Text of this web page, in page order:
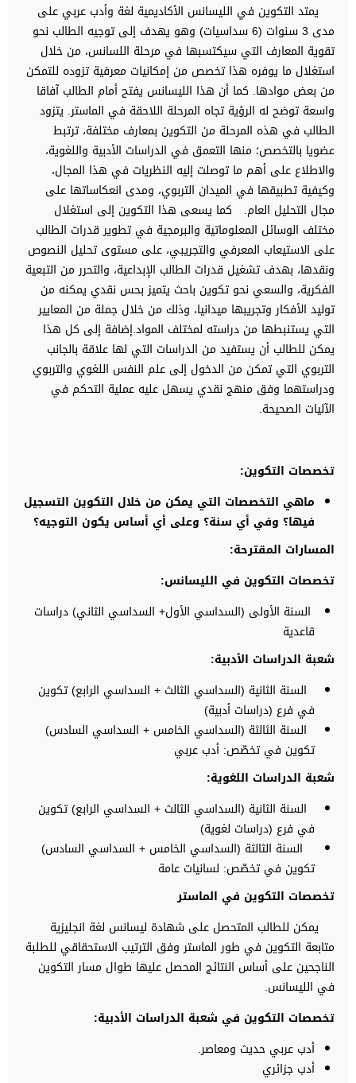
يمتد التكوين في الليسانس الأكاديمية لغة وأدب عربي على
مدى 3 سنوات (6 سداسيات) وهو يهدف إلى توجيه الطالب نحو
تقوية المعارف التي سيكتسبها في مرحلة اللسانس، من خلال
استغلال ما يوفره هذا تخصص من إمكانيات معرفية تزوده للتمكن
من بعض موادها. كما أن هذا الليسانس يفتح أمام الطالب آفاقا
واسعة توضح له الرؤية تجاه المرحلة اللاحقة في الماستر. يتزود
الطالب في هذه المرحلة من التكوين بمعارف مختلفة، ترتبط
عضويا بالتخصص؛ منها التعمق في الدراسات الأدبية واللغوية،
والاطلاع على أهم ما توصلت إليه النظريات في هذا المجال،
وكيفية تطبيقها في الميدان التربوي، ومدى انعكاساتها على
مجال التحليل العام. كما يسعى هذا التكوين إلى استغلال
مختلف الوسائل المعلوماتية والبرمجية في تطوير قدرات الطالب
على الاستيعاب المعرفي والتجريبي، على مستوى تحليل النصوص
ونقدها، بهدف تشغيل قدرات الطالب الإبداعية، والتحرر من التبعية
الفكرية، والسعي نحو تكوين باحث يتميز بحس نقدي يمكنه من
توليد الأفكار وتجريبها ميدانيا، وذلك من خلال جملة من المعايير
التي يستنبطها من دراسته لمختلف المواد.إضافة إلى كل هذا
يمكن للطالب أن يستفيد من الدراسات التي لها علاقة بالجانب
التربوي التي تمكن من الدخول إلى علم النفس اللغوي والتربوي
ودراستهما وفق منهج نقدي يسهل عليه عملية التحكم في
الآليات الصحيحة.
تخصصات التكوين:
ماهي التخصصات التي يمكن من خلال التكوين التسجيل
فيها؟ وفي أي سنة؟ وعلى أي أساس يكون التوجيه؟
المسارات المقترحة:
تخصصات التكوين في الليسانس:
السنة الأولى (السداسي الأول+ السداسي الثاني) دراسات
قاعدية
شعبة الدراسات الأدبية:
السنة الثانية (السداسي الثالث + السداسي الرابع) تكوين
في فرع (دراسات أدبية)
السنة الثالثة (السداسي الخامس + السداسي السادس)
تكوين في تخصّص: أدب عربي
شعبة الدراسات اللغوية:
السنة الثانية (السداسي الثالث + السداسي الرابع) تكوين
في فرع (دراسات لغوية)
السنة الثالثة (السداسي الخامس + السداسي السادس)
تكوين في تخصّص: لسانيات عامة
تخصصات التكوين في الماستر
يمكن للطالب المتحصل على شهادة ليسانس لغة انجليزية
متابعة التكوين في طور الماستر وفق الترتيب الاستحقاقي للطلبة
الناجحين على أساس النتائج المحصل عليها طوال مسار التكوين
في الليسانس.
تخصصات التكوين في شعبة الدراسات الأدبية:
أدب عربي حديث ومعاصر.
أدب جزائري